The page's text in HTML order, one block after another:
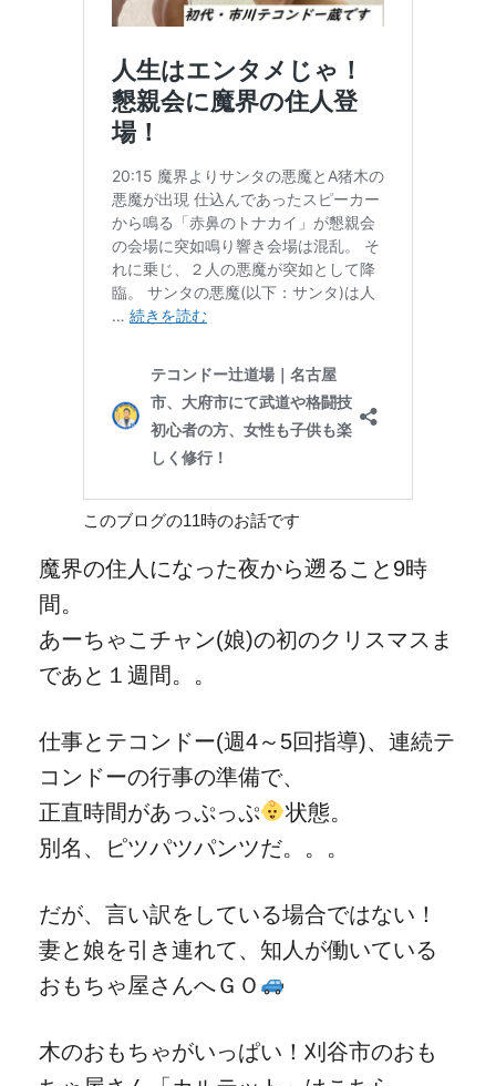
このブログの11時のお話です
魔界の住人になった夜から遡ること9時
間。
あーちゃこチャン(娘)の初のクリスマスま
であと１週間。。
仕事とテコンドー(週4～5回指導)、連続テ
コンドーの行事の準備で、
正直時間があっぷっぷ
状態。
別名、ピツパツパンツだ。。。
だが、言い訳をしている場合ではない！
妻と娘を引き連れて、知人が働いている
おもちゃ屋さんへＧＯ
木のおもちゃがいっぱい！刈谷市のおも